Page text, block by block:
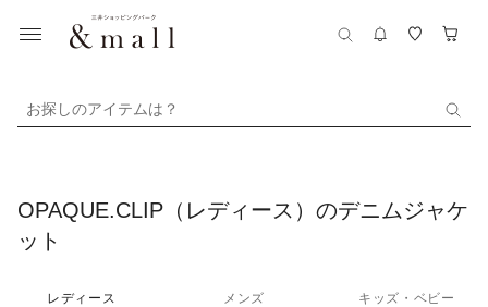
お探しのアイテムは？
OPAQUE.CLIP（レディース）のデニムジャケ
ット
レディース メンズ キッズ・ベビー